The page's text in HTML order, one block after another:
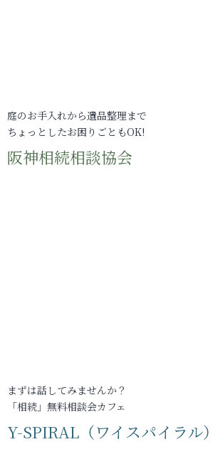
庭のお手入れから遺品整理まで
ちょっとしたお困りごともOK!
阪神相続相談協会
まずは話してみませんか？
「相続」無料相談会カフェ
Y-SPIRAL（ワイスパイラル）